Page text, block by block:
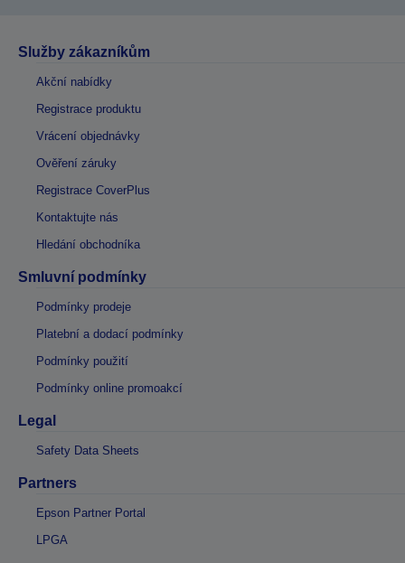
Služby zákazníkům
Akční nabídky
Registrace produktu
Vrácení objednávky
Ověření záruky
Registrace CoverPlus
Kontaktujte nás
Hledání obchodníka
Smluvní podmínky
Podmínky prodeje
Platební a dodací podmínky
Podmínky použití
Podmínky online promoakcí
Legal
Safety Data Sheets
Partners
Epson Partner Portal
LPGA